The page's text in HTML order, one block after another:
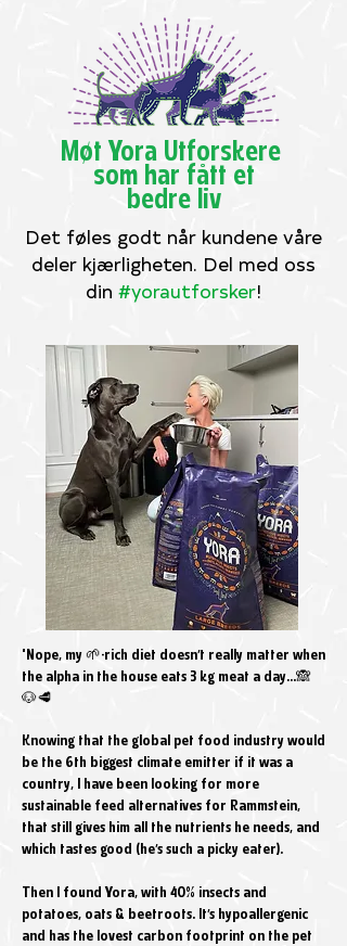
Møt Yora Utforskere
som har fått et
bedre liv
Det føles godt når kundene våre
deler kjærligheten. Del med oss
din #yorautforsker!
"Nope, my 🌱-rich diet doesn’t really matter when
the alpha in the house eats 3 kg meat a day...🙈
🐶🥩
Knowing that the global pet food industry would
be the 6th biggest climate emitter if it was a
country, I have been looking for more
sustainable feed alternatives for Rammstein,
that still gives him all the nutrients he needs, and
which tastes good (he’s such a picky eater).
Then I found Yora, with 40% insects and
potatoes, oats & beetroots. It’s hypoallergenic
and has the lovest carbon footprint on the pet